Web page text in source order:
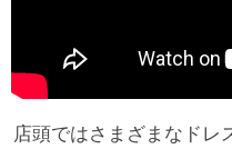
店頭ではさまざまなドレ